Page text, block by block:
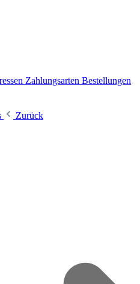
Zahlungsarten Bestellungen
Zurück